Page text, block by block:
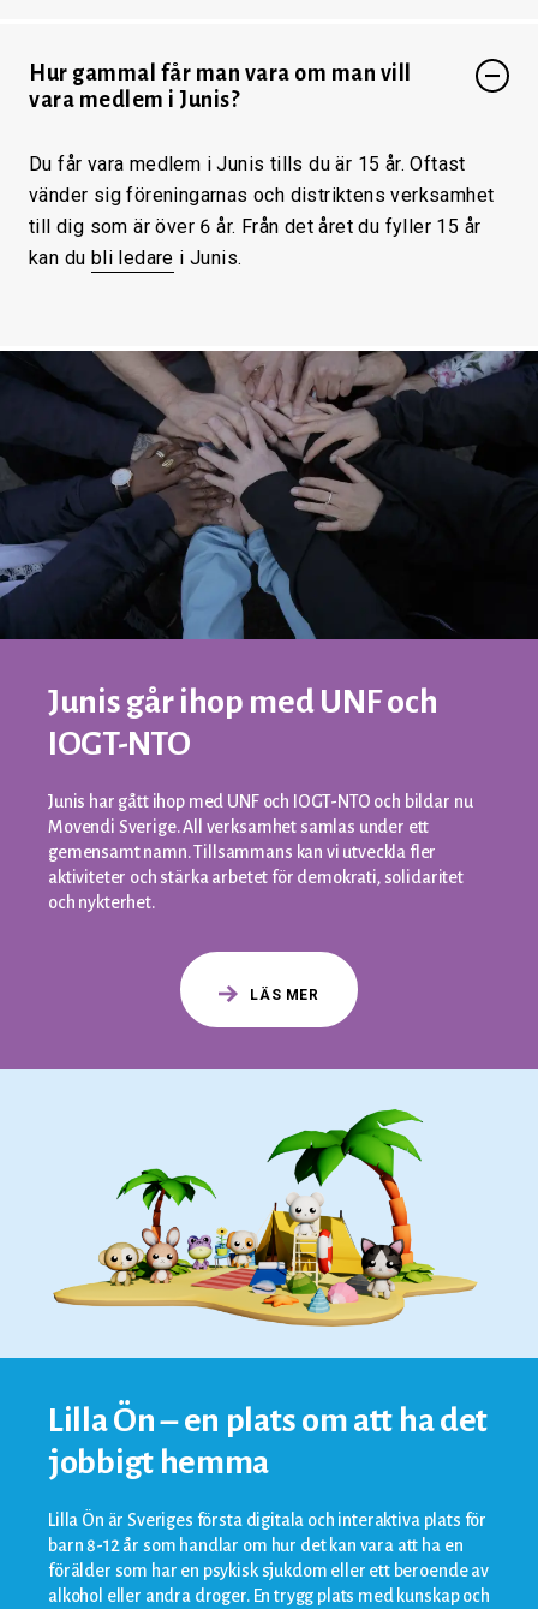
Hur gammal får man vara om man vill
vara medlem i Junis?
Du får vara medlem i Junis tills du är 15 år. Oftast
vänder sig föreningarnas och distriktens verksamhet
till dig som är över 6 år. Från det året du fyller 15 år
kan du bli ledare i Junis.
Junis går ihop med UNF och
IOGT-NTO
Junis har gått ihop med UNF och IOGT-NTO och bildar nu
Movendi Sverige. All verksamhet samlas under ett
gemensamt namn. Tillsammans kan vi utveckla fler
aktiviteter och stärka arbetet för demokrati, solidaritet
och nykterhet.
LÄS MER
Lilla Ön – en plats om att ha det
jobbigt hemma
Lilla Ön är Sveriges första digitala och interaktiva plats för
barn 8-12 år som handlar om hur det kan vara att ha en
förälder som har en psykisk sjukdom eller ett beroende av
alkohol eller andra droger. En trygg plats med kunskap och